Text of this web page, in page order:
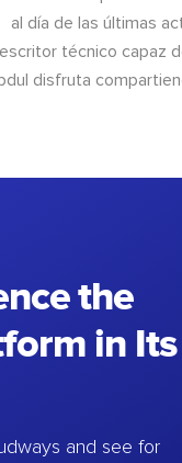
al día de las últimas
escritor técnico capaz
disfruta
the
in Its
and see for